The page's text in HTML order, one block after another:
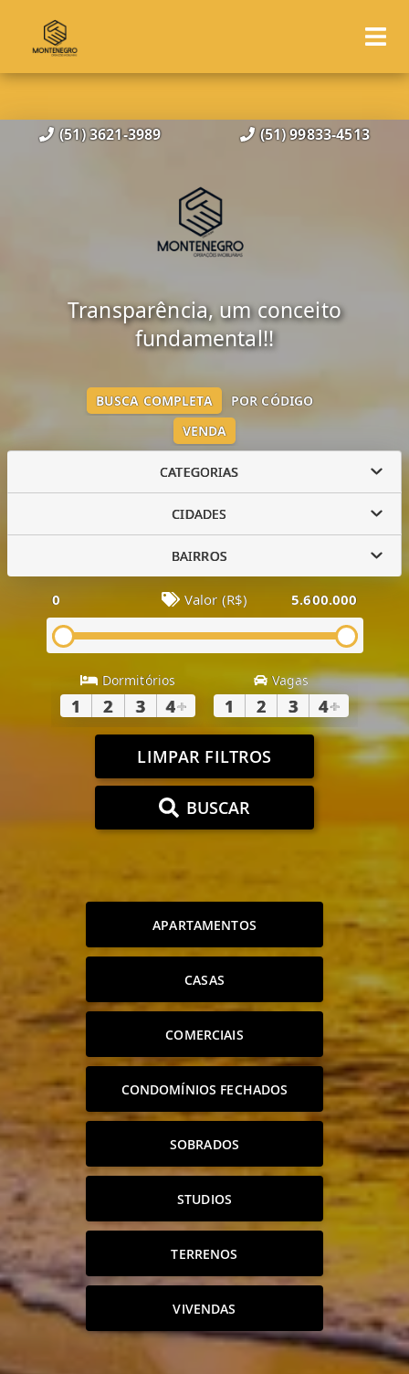
(51) 3621-3989 (51) 99833-4513
Transparência, um conceito
fundamental!!
VENDA
BUSCA COMPLETA POR CÓDIGO
CATEGORIAS
CIDADES
BAIRROS
0 Valor (R$) 5.600.000
Dormitórios
1 2 3 4+
Vagas
1 2 3 4+
LIMPAR FILTROS
BUSCAR
APARTAMENTOS
CASAS
COMERCIAIS
CONDOMÍNIOS FECHADOS
SOBRADOS
STUDIOS
TERRENOS
VIVENDAS